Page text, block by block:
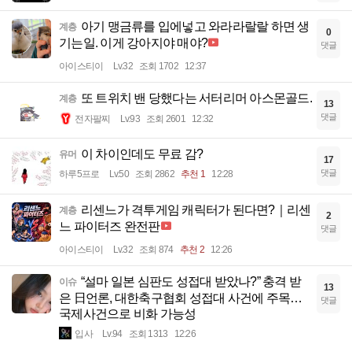
계층 아기 맹금류를 입에넣고 와라라랄랄 하면 생
기는일. 이게 강아지야 매야?
아이스티이 Lv.32 조회 1702 12:37
0
댓글
계층 또 트위치 밴 당했다는 서터리머 아스몬골드.
전자팔찌 Lv.93 조회 2601 12:32
13
댓글
유머 이 차이인데도 무료 감?
하루5프로 Lv.50 조회 2862 추천 1 12:28
17
댓글
계층 리센느가 격투게임 캐릭터가 된다면?｜리센
느 파이터즈 완전판
아이스티이 Lv.32 조회 874 추천 2 12:26
2
댓글
이슈 “설마 일본 심판도 성접대 받았나?” 충격 받
은 日언론, 대한축구협회 성접대 사건에 주목…
국제사건으로 비화 가능성
입사 Lv.94 조회 1313 12:26
13
댓글